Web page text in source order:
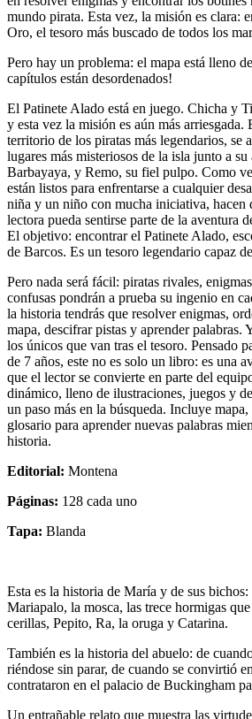
mundo pirata. Esta vez, la misión es clara:
Oro, el tesoro más buscado de todos los
Pero hay un problema: el mapa está lleno
capítulos están desordenados!
El Patinete Alado está en juego. Chicha y
y esta vez la misión es aún más arriesgada.
territorio de los piratas más legendarios, se
lugares más misteriosos de la isla junto a su
Barbayaya, y Remo, su fiel pulpo. Como
están listos para enfrentarse a cualquier
niña y un niño con mucha iniciativa, hacen
lectora pueda sentirse parte de la aventura
El objetivo: encontrar el Patinete Alado,
de Barcos. Es un tesoro legendario capaz
Pero nada será fácil: piratas rivales,
confusas pondrán a prueba su ingenio en
la historia tendrás que resolver enigmas,
mapa, descifrar pistas y aprender palabras.
los únicos que van tras el tesoro. Pensado
de 7 años, este no es solo un libro: es una
que el lector se convierte en parte del
dinámico, lleno de ilustraciones, juegos y
un paso más en la búsqueda. Incluye
glosario para aprender nuevas palabras
historia.
Editorial: Montena
Páginas: 128 cada uno
Tapa: Blanda
Esta es la historia de María y de sus
Mariapalo, la mosca, las trece hormigas
cerillas, Pepito, Ra, la oruga y Catarina.
También es la historia del abuelo: de
riéndose sin parar, de cuando se convirtió
contrataron en el palacio de Buckingham
Un entrañable relato que muestra las